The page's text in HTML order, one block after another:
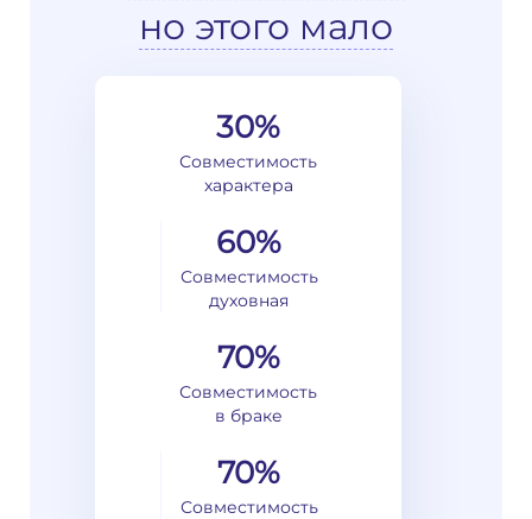
но этого мало
30%
Совместимость
характера
60%
Совместимость
духовная
70%
Совместимость
в браке
70%
Совместимость